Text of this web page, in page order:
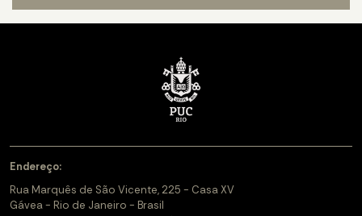
Endereço:
Rua Marquês de São Vicente, 225 - Casa XV
Gávea - Rio de Janeiro - Brasil